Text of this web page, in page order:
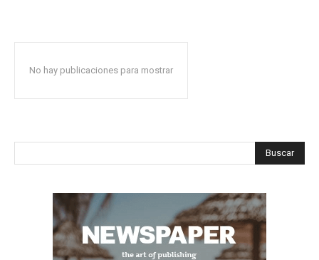
No hay publicaciones para mostrar
Buscar